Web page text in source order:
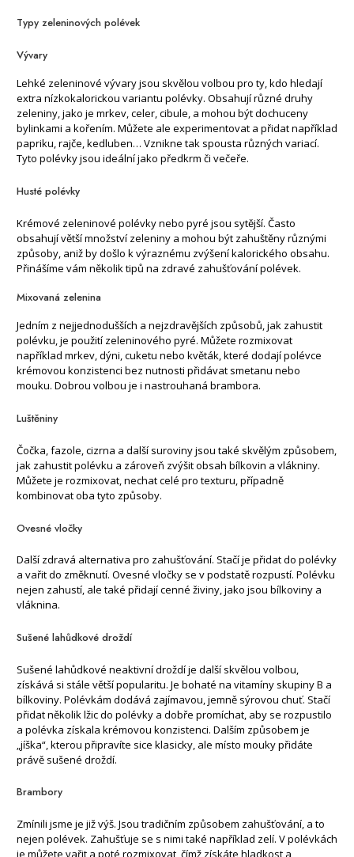
Typy zeleninových polévek
Vývary
Lehké zeleninové vývary jsou skvělou volbou pro ty, kdo hledají
extra nízkokalorickou variantu polévky. Obsahují různé druhy
zeleniny, jako je mrkev, celer, cibule, a mohou být dochuceny
bylinkami a kořením. Můžete ale experimentovat a přidat například
papriku, rajče, kedluben… Vznikne tak spousta různých variací.
Tyto polévky jsou ideální jako předkrm či večeře.
Husté polévky
Krémové zeleninové polévky nebo pyré jsou sytější. Často
obsahují větší množství zeleniny a mohou být zahuštěny různými
způsoby, aniž by došlo k výraznému zvýšení kalorického obsahu.
Přinášíme vám několik tipů na zdravé zahušťování polévek.
Mixovaná zelenina
Jedním z nejjednodušších a nejzdravějších způsobů, jak zahustit
polévku, je použití zeleninového pyré. Můžete rozmixovat
například mrkev, dýni, cuketu nebo květák, které dodají polévce
krémovou konzistenci bez nutnosti přidávat smetanu nebo
mouku. Dobrou volbou je i nastrouhaná brambora.
Luštěniny
Čočka, fazole, cizrna a další suroviny jsou také skvělým způsobem,
jak zahustit polévku a zároveň zvýšit obsah bílkovin a vlákniny.
Můžete je rozmixovat, nechat celé pro texturu, případně
kombinovat oba tyto způsoby.
Ovesné vločky
Další zdravá alternativa pro zahušťování. Stačí je přidat do polévky
a vařit do změknutí. Ovesné vločky se v podstatě rozpustí. Polévku
nejen zahustí, ale také přidají cenné živiny, jako jsou bílkoviny a
vláknina.
Sušené lahůdkové droždí
Sušené lahůdkové neaktivní droždí je další skvělou volbou,
získává si stále větší popularitu. Je bohaté na vitamíny skupiny B a
bílkoviny. Polévkám dodává zajímavou, jemně sýrovou chuť. Stačí
přidat několik lžic do polévky a dobře promíchat, aby se rozpustilo
a polévka získala krémovou konzistenci. Dalším způsobem je
„jíška“, kterou připravíte sice klasicky, ale místo mouky přidáte
právě sušené droždí.
Brambory
Zmínili jsme je již výš. Jsou tradičním způsobem zahušťování, a to
nejen polévek. Zahušťuje se s nimi také například zelí. V polévkách
je můžete vařit a poté rozmixovat, čímž získáte hladkost a